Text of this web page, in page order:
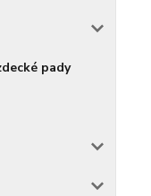
pady